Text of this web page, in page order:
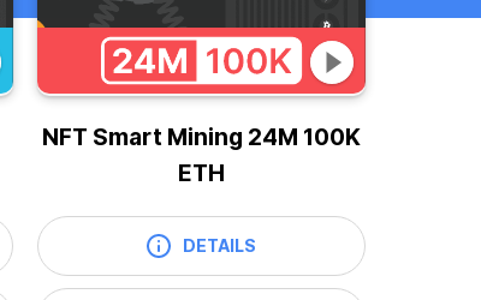
NFT Smart Mining 24M 100K
ETH
DETAILS